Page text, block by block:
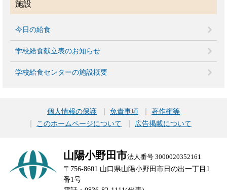
施設
今日の給食
学校給食献立表のお知らせ
学校給食センターの施設概要
個人情報の保護 免責事項
著作権等
このホームページについて
広告掲載について
山陽小野田市法人番号 3000020352161
〒756-8601 山口県山陽小野田市日の出一丁目1
番1号